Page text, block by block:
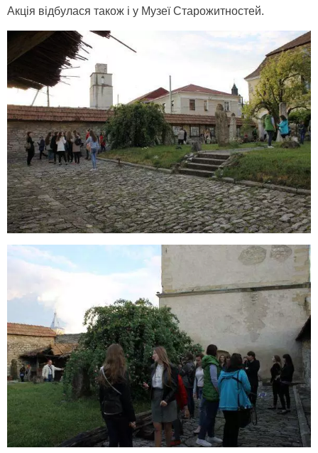
Акція відбулася також і у Музеї Старожитностей.